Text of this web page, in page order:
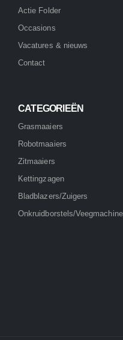
Actie Folder
Occasions
Vacatures & nieuws
Contact
CATEGORIEËN
Grasmaaiers
Robotmaaiers
Zitmaaiers
Kettingzagen
Bladblazers/Zuigers
Onkruidborstels/